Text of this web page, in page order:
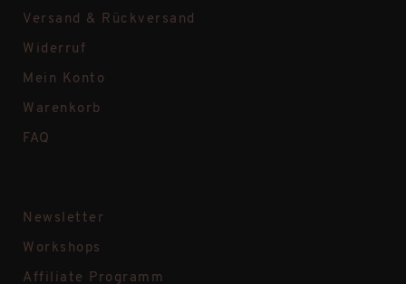
Versand & Rückversand
Widerruf
Mein Konto
Warenkorb
FAQ
Newsletter
Workshops
Affiliate Programm